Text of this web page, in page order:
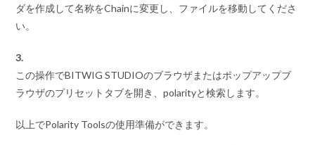
ダを作成して名称をChainに変更し、ファイルを移動してくださ
い。
3.
この操作でBITWIG STUDIOのブラウザまたはポップアップブ
ラウザのプリセットタブを開き、polarityと検索します。
以上でPolarity Toolsの使用準備ができます。